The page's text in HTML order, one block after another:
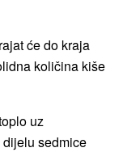
će do kraja
količina kiše
uz
dijelu sedmice